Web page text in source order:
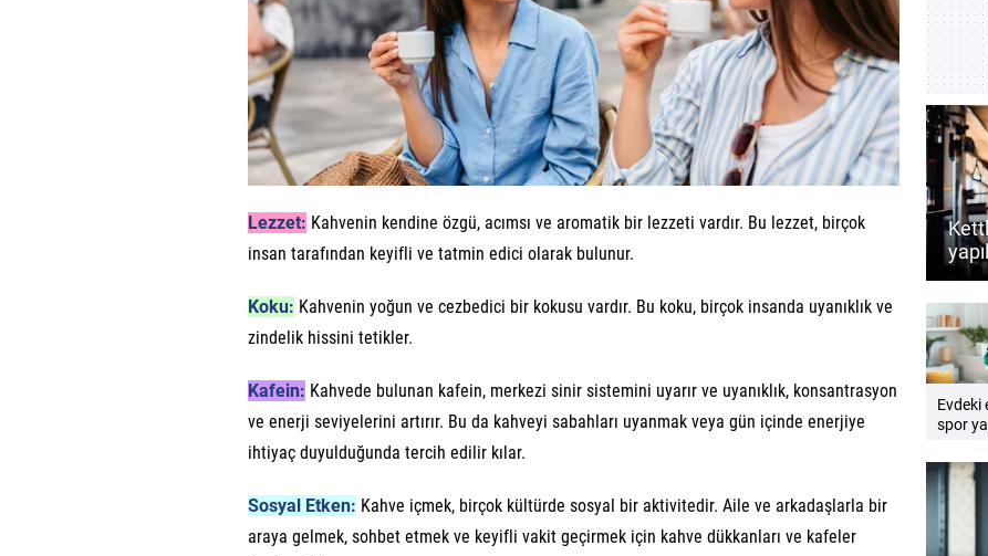
Lezzet: Kahvenin kendine özgü, acımsı ve aromatik bir lezzeti vardır. Bu lezzet, birçok
insan tarafından keyifli ve tatmin edici olarak bulunur.
Koku: Kahvenin yoğun ve cezbedici bir kokusu vardır. Bu koku, birçok insanda uyanıklık ve
zindelik hissini tetikler.
Kafein: Kahvede bulunan kafein, merkezi sinir sistemini uyarır ve uyanıklık, konsantrasyon
ve enerji seviyelerini artırır. Bu da kahveyi sabahları uyanmak veya gün içinde enerjiye
ihtiyaç duyulduğunda tercih edilir kılar.
Sosyal Etken: Kahve içmek, birçok kültürde sosyal bir aktivitedir. Aile ve arkadaşlarla bir
araya gelmek, sohbet etmek ve keyifli vakit geçirmek için kahve dükkanları ve kafeler
Evdeki
spor
rehberi